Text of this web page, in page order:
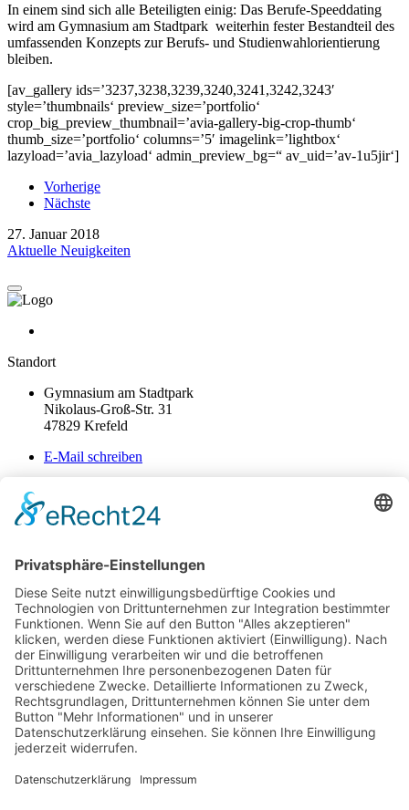
In einem sind sich alle Beteiligten einig: Das Berufe-Speeddating
wird am Gymnasium am Stadtpark weiterhin fester Bestandteil des
umfassenden Konzepts zur Berufs- und Studienwahlorientierung
bleiben.
[av_gallery ids=’3237,3238,3239,3240,3241,3242,3243′
style=’thumbnails‘ preview_size=’portfolio‘
crop_big_preview_thumbnail=’avia-gallery-big-crop-thumb‘
thumb_size=’portfolio‘ columns=’5′ imagelink=’lightbox‘
lazyload=’avia_lazyload‘ admin_preview_bg=“ av_uid=’av-1u5jir‘]
Vorherige
Nächste
27. Januar 2018
Aktuelle Neuigkeiten
Standort
Gymnasium am Stadtpark
Nikolaus-Groß-Str. 31
47829 Krefeld
E-Mail schreiben
Sekretariat
Fr: 7:45-14:00
Kontakt & Info
Kontakt
Anfahrt
Datenschutz
Impressum